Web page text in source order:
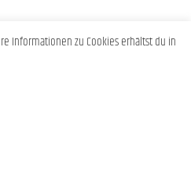
Informationen zu Cookies erhältst du in